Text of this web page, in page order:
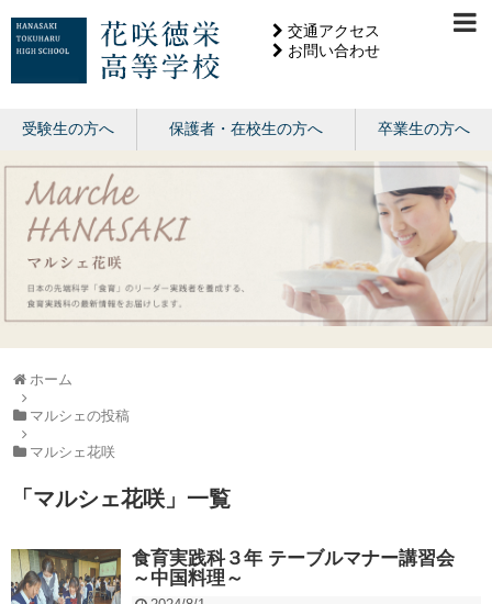
交通アクセス
お問い合わせ
受験生の方へ 保護者・在校生の方へ 卒業生の方へ
ホーム
マルシェの投稿
マルシェ花咲
「マルシェ花咲 」 一覧
食育実践科３年 テーブルマナー講習会
～中国料理～